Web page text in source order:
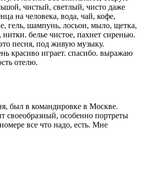
чистый, светлый, чисто даже
на человека, вода, чай, кофе,
гель, шампунь, лосьон, мыло, щетка,
белье чистое, пахнет сиренью.
песня, под живую музыку.
красиво играет. спасибо. выражаю
отелю.
был в командировке в Москве.
своеобразный, особенно портреты
все что надо, есть. Мне